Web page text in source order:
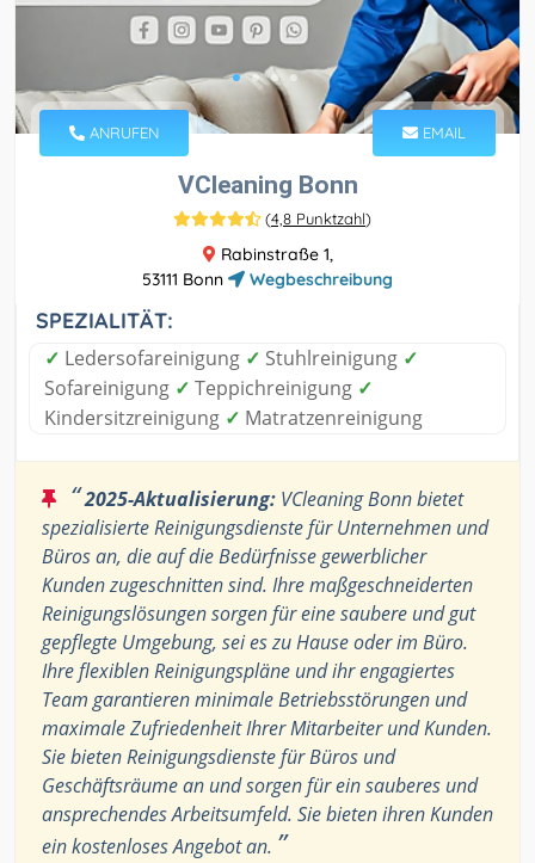
ANRUFEN EMAIL
VCleaning Bonn
(4,8 Punktzahl)
Rabinstraße 1,
53111 Bonn
Wegbeschreibung
SPEZIALITÄT:
✓ Ledersofareinigung ✓ Stuhlreinigung ✓
Sofareinigung ✓ Teppichreinigung ✓
Kindersitzreinigung ✓ Matratzenreinigung
“2025-Aktualisierung: VCleaning Bonn bietet
spezialisierte Reinigungsdienste für Unternehmen und
Büros an, die auf die Bedürfnisse gewerblicher
Kunden zugeschnitten sind. Ihre maßgeschneiderten
Reinigungslösungen sorgen für eine saubere und gut
gepflegte Umgebung, sei es zu Hause oder im Büro.
Ihre flexiblen Reinigungspläne und ihr engagiertes
Team garantieren minimale Betriebsstörungen und
maximale Zufriedenheit Ihrer Mitarbeiter und Kunden.
Sie bieten Reinigungsdienste für Büros und
Geschäftsräume an und sorgen für ein sauberes und
ansprechendes Arbeitsumfeld. Sie bieten ihren Kunden
ein kostenloses Angebot an. ”